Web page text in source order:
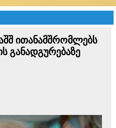
ითანამშრომლებს
განადგურებაზე